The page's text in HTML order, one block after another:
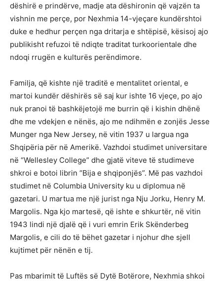
dëshirë e prindërve, madje ata dëshironin që vajzën ta
vishnin me perçe, por Nexhmia 14-vjeçare kundërshtoi
duke e hedhur perçen nga dritarja e shtëpisë, kësisoj ajo
publikisht refuzoi të ndiqte traditat turkoorientale dhe
ndoqi rrugën e kulturës perëndimore.
Familja, që kishte një traditë e mentalitet oriental, e
martoi kundër dëshirës së saj kur ishte 16 vjeçe, po ajo
nuk pranoi të bashkëjetojë me burrin që i kishin dhënë
dhe me vdekjen e nënës, ajo me ndihmën e zonjës Jesse
Munger nga New Jersey, në vitin 1937 u largua nga
Shqipëria për në Amerikë. Vazhdoi studimet universitare
në “Wellesley College” dhe gjatë viteve të studimeve
shkroi e botoi librin “Bija e shqiponjës”. Më pas vazhdoi
studimet në Columbia University ku u diplomua në
gazetari. U martua me një jurist nga Nju Jorku, Henry M.
Margolis. Nga kjo martesë, që ishte e shkurtër, në vitin
1943 lindi një djalë që i vuri emrin Erik Skënderbeg
Margolis, e cili do të bëhet gazetar i njohur dhe sjell
kujtimet për nënën e tij.
Pas mbarimit të Luftës së Dytë Botërore, Nexhmia shkoi